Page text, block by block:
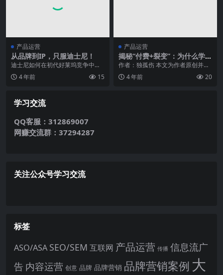
产品运营
从品牌到IP，只服迪士尼！
迪士尼如何在初代好莱坞竞争中活
下来的？爆款大片背后，迪士尼的
制作范式和盈利模式是...
4 年前 15
产品运营
揭秘“付费+裂变”：为什么学而
思能5天增长超10万用户？
作者：独孤伤 本文为作者原创并投
稿微推客，未经授权谢绝转载. 投稿
邮箱：toug...
4 年前 20
学习交流
QQ客服：312869007
网赚交流群：37294287
关注公众号学习交流
标签
ASO/ASA SEO/SEM 互联网 产品运营 传播 信息流广
告 内容运营 创意 品牌 品牌营销 品牌营销案例 大